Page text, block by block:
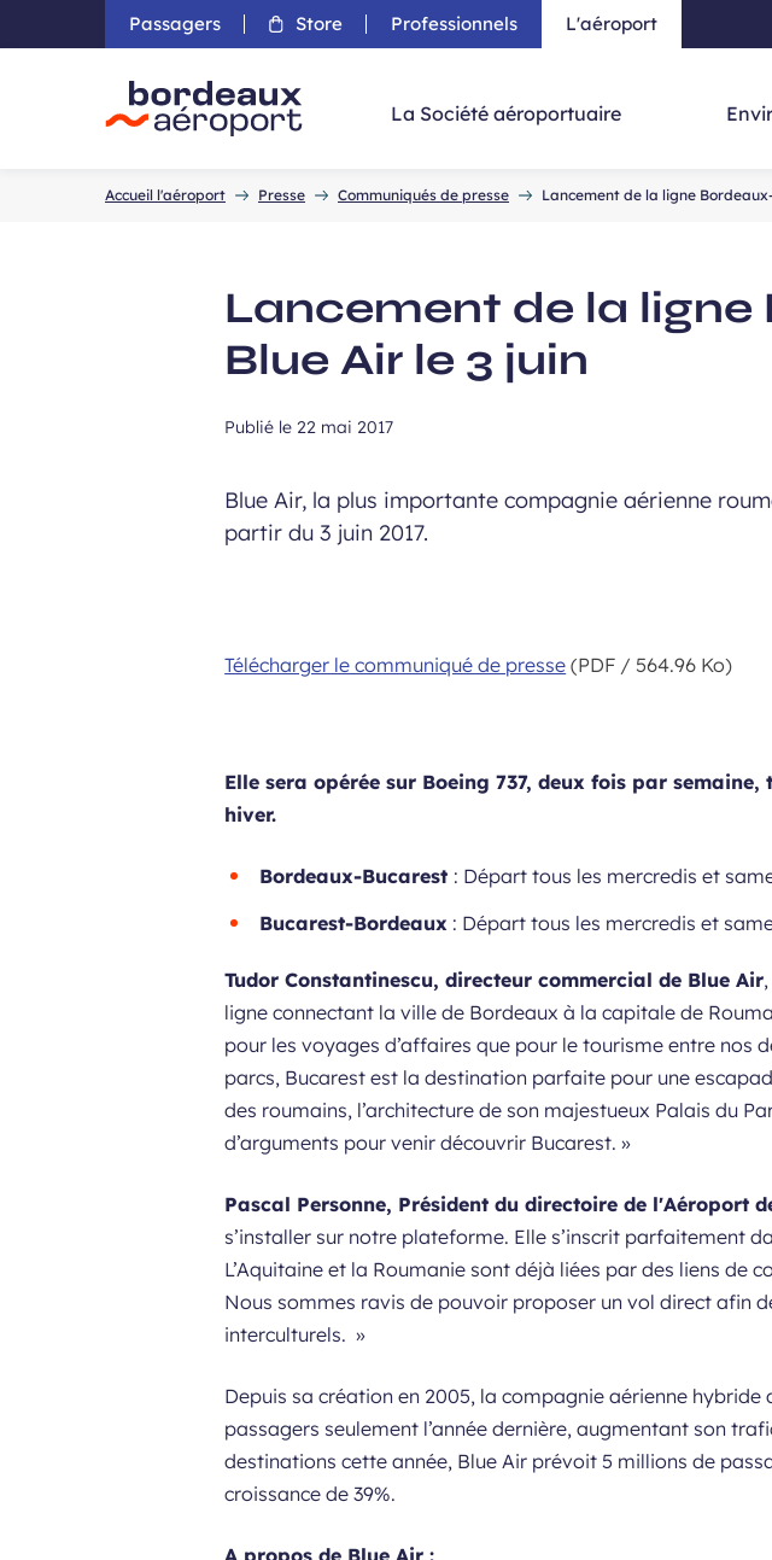
Aller au contenu principal -
Passagers Store Professionnels L'aéroport
La Société aéroportuaire
Accueil l'aéroport Presse Communiqués de presse Lancement de la ligne
Lancement de la
Blue Air le 3 juin
Publié le22 mai 2017
Blue Air, la plus importante compagnie aérienne
partir du 3 juin 2017.
Télécharger le communiqué de presse (PDF / 564.96 Ko)
Elle sera opérée sur Boeing 737, deux fois par
hiver.
Bordeaux-Bucarest : Départ tous les mercredis et
Bucarest-Bordeaux: Départ tous les mercredis et
Tudor Constantinescu, directeur commercial de Blue Air
ligne connectant la ville de Bordeaux à la capitale de
pour les voyages d’affaires que pour le tourisme entre nos
parcs, Bucarest est la destination parfaite pour une
des roumains, l’architecture de son majestueux Palais du
d’arguments pour venir découvrir Bucarest. »
Pascal Personne, Président du directoire de l'Aéroport
s’installer sur notre plateforme. Elle s’inscrit parfaitement
L’Aquitaine et la Roumanie sont déjà liées par des liens de
Nous sommes ravis de pouvoir proposer un vol direct afin
interculturels. »
Depuis sa création en 2005, la compagnie aérienne
passagers seulement l’année dernière, augmentant son
destinations cette année, Blue Air prévoit 5 millions de
croissance de 39%.
A propos de Blue Air :